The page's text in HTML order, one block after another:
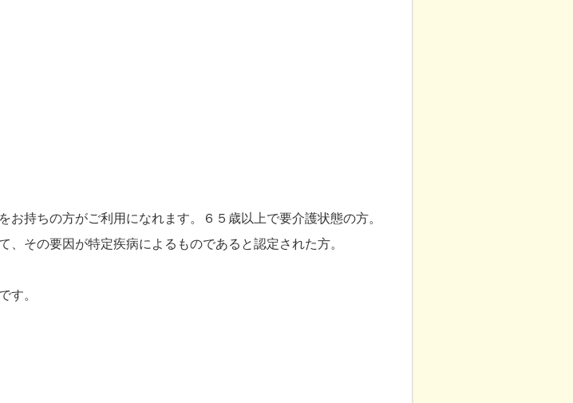
持ちの方がご利用になれます。６５歳以上で要介護状態の方。
その要因が特定疾病によるものであると認定された方。
す。